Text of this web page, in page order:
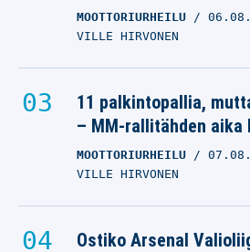
MOOTTORIURHEILU
VILLE HIRVONEN
11 palkintopallia,
– MM-rallitähden aika
MOOTTORIURHEILU
VILLE HIRVONEN
Ostiko Arsenal